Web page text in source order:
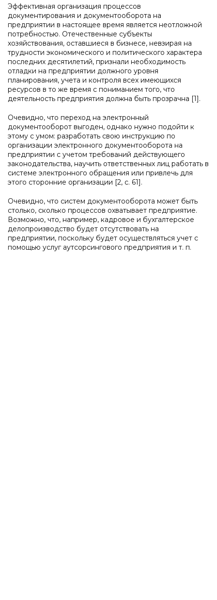
Эффективная организация процессов
документирования и документооборота на
предприятии в настоящее время является неотложной
потребностью. Отечественные субъекты
хозяйствования, оставшиеся в бизнесе, невзирая на
трудности экономического и политического характера
последних десятилетий, признали необходимость
отладки на предприятии должного уровня
планирования, учета и контроля всех имеющихся
ресурсов в то же время с пониманием того, что
деятельность предприятия должна быть прозрачна [1].
Очевидно, что переход на электронный
документооборот выгоден, однако нужно подойти к
этому с умом: разработать свою инструкцию по
организации электронного документооборота на
предприятии с учетом требований действующего
законодательства, научить ответственных лиц работать в
системе электронного обращения или привлечь для
этого сторонние организации [2, с. 61].
Очевидно, что систем документооборота может быть
столько, сколько процессов охватывает предприятие.
Возможно, что, например, кадровое и бухгалтерское
делопроизводство будет отсутствовать на
предприятии, поскольку будет осуществляться учет с
помощью услуг аутсорсингового предприятия и т. п.